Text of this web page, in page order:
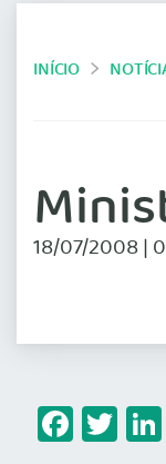
INÍCIO
18/07/2008 |